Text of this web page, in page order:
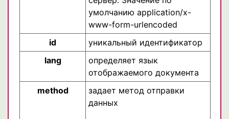
умолчанию application/x-
www-form-urlencoded
id
уникальный идентификатор
lang
определяет язык
отображаемого документа
method
задает метод отправки
данных